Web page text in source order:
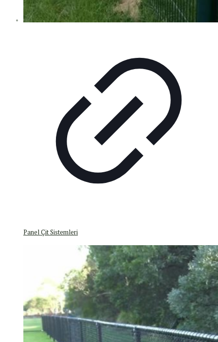
Panel Çit Sistemleri